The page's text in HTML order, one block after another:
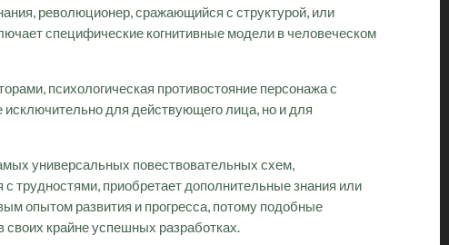
революционер, сражающийся с структурой, или
специфические когнитивные модели в человеческом
психологическая противостояние персонажа с
для действующего лица, но и для
универсальных повествовательных схем,
трудностями, приобретает дополнительные знания или
опытом развития и прогресса, потому подобные
своих крайне успешных разработках.